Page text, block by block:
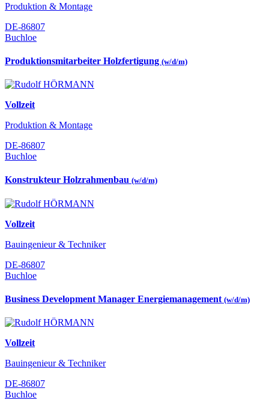
Produktion & Montage
DE-86807
Buchloe
Produktionsmitarbeiter Holzfertigung (w/d/m)
Vollzeit
Produktion & Montage
DE-86807
Buchloe
Konstrukteur Holzrahmenbau (w/d/m)
Vollzeit
Bauingenieur & Techniker
DE-86807
Buchloe
Business Development Manager Energiemanagement (w/d/m)
Vollzeit
Bauingenieur & Techniker
DE-86807
Buchloe